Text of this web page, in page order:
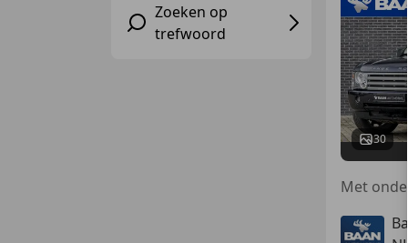
Zoeken op
trefwoord
30